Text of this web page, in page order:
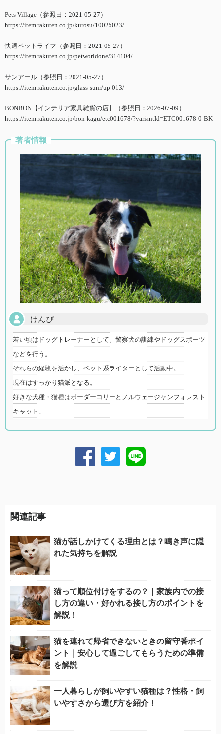
Pets Village（参照日：2021-05-27）
https://item.rakuten.co.jp/kurosu/10025023/
快適ペットライフ（参照日：2021-05-27）
https://item.rakuten.co.jp/petworldone/314104/
サンアール（参照日：2021-05-27）
https://item.rakuten.co.jp/glass-sunr/up-013/
BONBON【インテリア家具雑貨の店】（参照日：2026-07-09）
https://item.rakuten.co.jp/bon-kagu/etc001678/?variantId=ETC001678-0-BK
著者情報
けんぴ
若い頃はドッグトレーナーとして、警察犬の訓練やドッグスポーツ
などを行う。
それらの経験を活かし、ペット系ライターとして活動中。
現在はすっかり猫派となる。
好きな犬種・猫種はボーダーコリーとノルウェージャンフォレスト
キャット。
関連記事
猫が話しかけてくる理由とは？鳴き声に隠
れた気持ちを解説
猫って順位付けをするの？｜家族内での接
し方の違い・好かれる接し方のポイントを
解説！
猫を連れて帰省できないときの留守番ポイ
ント｜安心して過ごしてもらうための準備
を解説
一人暮らしが飼いやすい猫種は？性格・飼
いやすさから選び方を紹介！